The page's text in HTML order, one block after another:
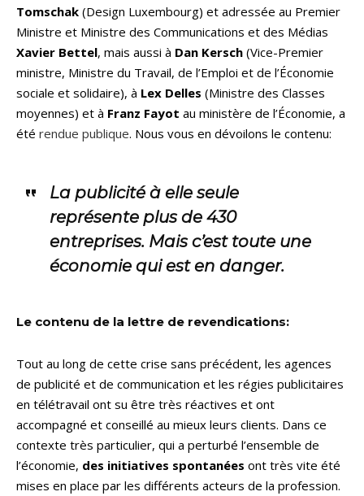
Tomschak (Design Luxembourg) et adressée au Premier
Ministre et Ministre des Communications et des Médias
Xavier Bettel, mais aussi à Dan Kersch (Vice-Premier
ministre, Ministre du Travail, de l’Emploi et de l’Économie
sociale et solidaire), à Lex Delles (Ministre des Classes
moyennes) et à Franz Fayot au ministère de l’Économie, a
été rendue publique. Nous vous en dévoilons le contenu:
La publicité à elle seule
représente plus de 430
entreprises. Mais c’est toute une
économie qui est en danger.
Le contenu de la lettre de revendications:
Tout au long de cette crise sans précédent, les agences
de publicité et de communication et les régies publicitaires
en télétravail ont su être très réactives et ont
accompagné et conseillé au mieux leurs clients. Dans ce
contexte très particulier, qui a perturbé l’ensemble de
l’économie, des initiatives spontanées ont très vite été
mises en place par les différents acteurs de la profession.